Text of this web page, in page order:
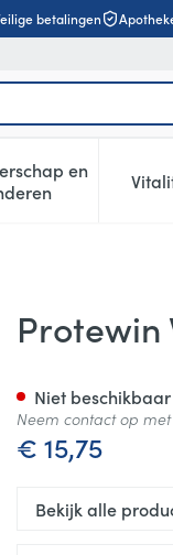
betalingen
en hygiëne
Dieet, voeding en
en
Toon submenu
Protewin
€ 15,75
Niet beschikbaar
Neem contact op
Bekijk alle